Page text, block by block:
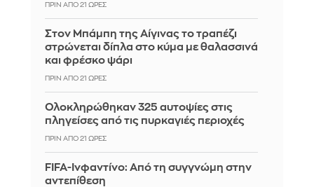
ΠΡΙΝ ΑΠΌ 21 ΏΡΕΣ
Στον Μπάμπη της Αίγινας το τραπέζι
στρώνεται δίπλα στο κύμα με θαλασσινά
και φρέσκο ψάρι
ΠΡΙΝ ΑΠΌ 21 ΏΡΕΣ
Ολοκληρώθηκαν 325 αυτοψίες στις
πληγείσες από τις πυρκαγιές περιοχές
ΠΡΙΝ ΑΠΌ 21 ΏΡΕΣ
FIFA-Ινφαντίνο: Από τη συγγνώμη στην
αντεπίθεση